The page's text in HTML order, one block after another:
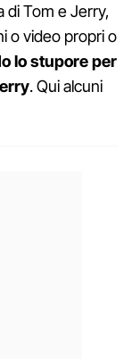
di Tom e Jerry,
o video propri o
lo stupore per
. Qui alcuni